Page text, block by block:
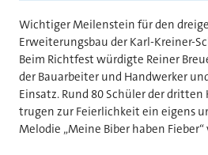
Wichtiger Meilenstein für den
Erweiterungsbau der Karl-Kreiner-
Beim Richtfest würdigte Reiner
der Bauarbeiter und Handwerker
Einsatz. Rund 80 Schüler der dritten
trugen zur Feierlichkeit ein eigens
Melodie „Meine Biber haben Fieber“